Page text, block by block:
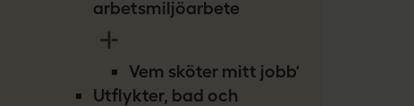
arbetsmiljöarbete
Vem sköter mitt jobb?
Utflykter, bad och